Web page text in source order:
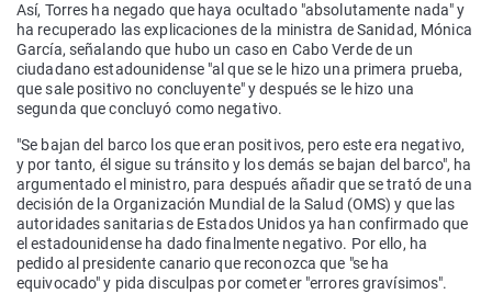
Así, Torres ha negado que haya ocultado "absolutamente nada" y
ha recuperado las explicaciones de la ministra de Sanidad, Mónica
García, señalando que hubo un caso en Cabo Verde de un
ciudadano estadounidense "al que se le hizo una primera prueba,
que sale positivo no concluyente" y después se le hizo una
segunda que concluyó como negativo.
"Se bajan del barco los que eran positivos, pero este era negativo,
y por tanto, él sigue su tránsito y los demás se bajan del barco", ha
argumentado el ministro, para después añadir que se trató de una
decisión de la Organización Mundial de la Salud (OMS) y que las
autoridades sanitarias de Estados Unidos ya han confirmado que
el estadounidense ha dado finalmente negativo. Por ello, ha
pedido al presidente canario que reconozca que "se ha
equivocado" y pida disculpas por cometer "errores gravísimos".